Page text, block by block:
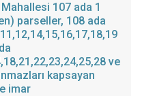
107 ada 1
parseller, 108 ada
ve
kapsayan
imar